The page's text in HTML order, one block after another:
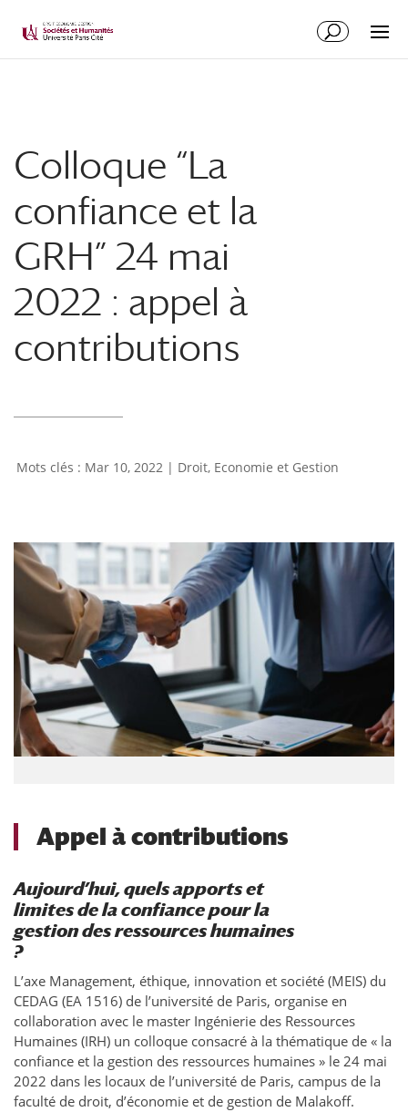
Colloque “La
confiance et la
GRH” 24 mai
2022 : appel à
contributions
Mar 10, 2022 | Droit, Economie et Gestion
Appel à contributions
Aujourd’hui, quels apports et
limites de la confiance pour la
gestion des ressources humaines
?
L’axe Management, éthique, innovation et société (MEIS) du
CEDAG (EA 1516) de l’université de Paris, organise en
collaboration avec le master Ingénierie des Ressources
Humaines (IRH) un colloque consacré à la thématique de « la
confiance et la gestion des ressources humaines » le 24 mai
2022 dans les locaux de l’université de Paris, campus de la
faculté de droit, d’économie et de gestion de Malakoff.